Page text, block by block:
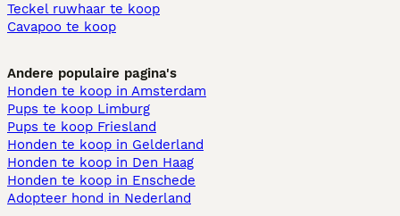
Teckel ruwhaar te koop
Cavapoo te koop
Andere populaire pagina's
Honden te koop in Amsterdam
Pups te koop Limburg​
Pups te koop Friesland​
Honden te koop in Gelderland
Honden te koop in Den Haag
Honden te koop in Enschede
Adopteer hond in Nederland